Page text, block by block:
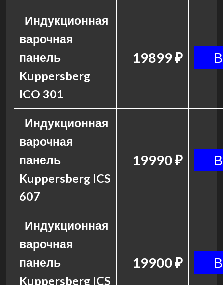
Индукционная
варочная
панель
Kuppersberg
ICO 301
19899 ₽
Индукционная
варочная
панель
Kuppersberg ICS
607
19990 ₽
Индукционная
варочная
панель
Kuppersberg ICS
19900 ₽